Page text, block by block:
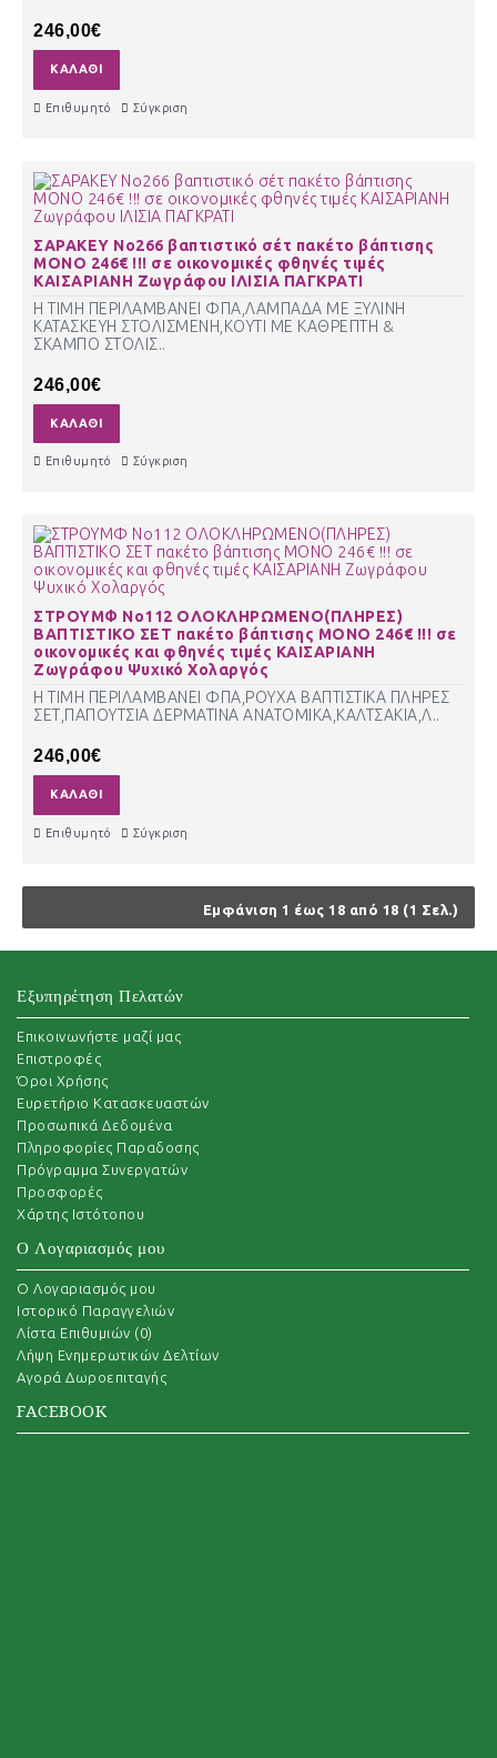
246,00€
ΚΑΛΆΘΙ
Επιθυμητό Σύγκριση
ΣΑΡΑΚΕΥ Νο266 βαπτιστικό σέτ πακέτο βάπτισης
ΜΟΝΟ 246€ !!! σε οικονομικές φθηνές τιμές
ΚΑΙΣΑΡΙΑΝΗ Ζωγράφου ΙΛΙΣΙΑ ΠΑΓΚΡΑΤΙ
Η ΤΙΜΗ ΠΕΡΙΛΑΜΒΑΝΕΙ ΦΠΑ,ΛΑΜΠΑΔΑ ΜΕ ΞΥΛΙΝΗ
ΚΑΤΑΣΚΕΥΗ ΣΤΟΛΙΣΜΕΝΗ,ΚΟΥΤΙ ΜΕ ΚΑΘΡΕΠΤΗ &
ΣΚΑΜΠΟ ΣΤΟΛΙΣ..
246,00€
ΚΑΛΆΘΙ
Επιθυμητό Σύγκριση
ΣΤΡΟΥΜΦ Νο112 ΟΛΟΚΛΗΡΩΜΕΝΟ(ΠΛΗΡΕΣ)
ΒΑΠΤΙΣΤΙΚΟ ΣΕΤ πακέτο βάπτισης ΜΟΝΟ 246€ !!! σε
οικονομικές και φθηνές τιμές ΚΑΙΣΑΡΙΑΝΗ
Ζωγράφου Ψυχικό Χολαργός
Η ΤΙΜΗ ΠΕΡΙΛΑΜΒΑΝΕΙ ΦΠΑ,ΡΟΥΧΑ ΒΑΠΤΙΣΤΙΚΑ ΠΛΗΡΕΣ
ΣΕΤ,ΠΑΠΟΥΤΣΙΑ ΔΕΡΜΑΤΙΝΑ ΑΝΑΤΟΜΙΚΑ,ΚΑΛΤΣΑΚΙΑ,Λ..
246,00€
ΚΑΛΆΘΙ
Επιθυμητό Σύγκριση
Εμφάνιση 1 έως 18 από 18 (1 Σελ.)
Εξυπηρέτηση Πελατών
Επικοινωνήστε μαζί μας
Επιστροφές
Όροι Χρήσης
Ευρετήριο Κατασκευαστών
Προσωπικά Δεδομένα
Πληροφορίες Παραδοσης
Πρόγραμμα Συνεργατών
Προσφορές
Χάρτης Ιστότοπου
Ο Λογαριασμός μου
O Λογαριασμός μου
Ιστορικό Παραγγελιών
Λίστα Επιθυμιών (0)
Λήψη Ενημερωτικών Δελτίων
Αγορά Δωροεπιταγής
FACEBOOK